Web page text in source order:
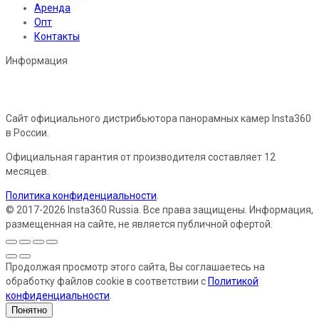
Аренда
Опт
Контакты
Информация
Сайт официального дистрибьютора панорамных камер Insta360
в России.
Официальная гарантия от производителя составляет 12
месяцев.
Политика конфиденциальности
© 2017-2026 Insta360 Russia. Все права защищены. Информация,
размещенная на сайте, не является публичной офертой.
Продолжая просмотр этого сайта, Вы соглашаетесь на
обработку файлов cookie в соответствии с Политикой
конфиденциальности
Понятно